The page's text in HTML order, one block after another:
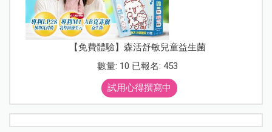
【免費體驗】森活舒敏兒童益生菌
數量: 10 已報名: 453
試用心得撰寫中